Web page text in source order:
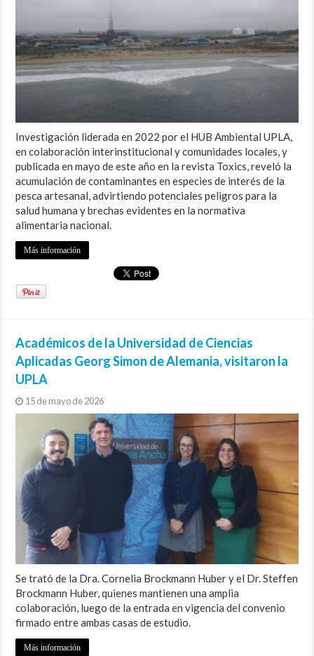
Investigación liderada en 2022 por el HUB Ambiental UPLA,
en colaboración interinstitucional y comunidades locales, y
publicada en mayo de este año en la revista Toxics, reveló la
acumulación de contaminantes en especies de interés de la
pesca artesanal, advirtiendo potenciales peligros para la
salud humana y brechas evidentes en la normativa
alimentaria nacional.
Más información
Académicos de la Universidad de Ciencias
Aplicadas Georg Simon de Alemania, visitaron la
UPLA
15 de mayo de 2026
Se trató de la Dra. Cornelia Brockmann Huber y el Dr. Steffen
Brockmann Huber, quienes mantienen una amplia
colaboración, luego de la entrada en vigencia del convenio
firmado entre ambas casas de estudio.
Más información